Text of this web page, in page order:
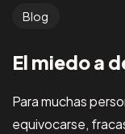
Blog
El miedo a
Para muchas
equivocarse,